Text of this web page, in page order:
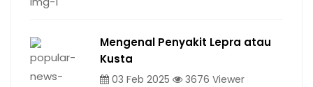
Mengenal Penyakit Lepra atau
Kusta
03 Feb 2025 3676 Viewer